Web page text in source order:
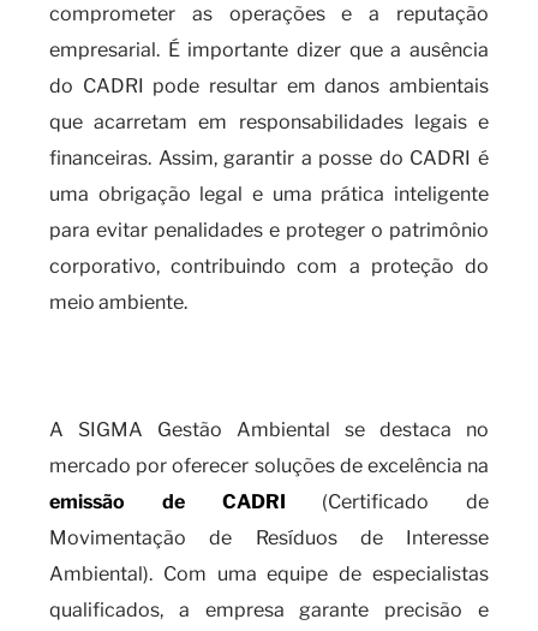
comprometer as operações e a reputação
empresarial. É importante dizer que a ausência
do CADRI pode resultar em danos ambientais
que acarretam em responsabilidades legais e
financeiras. Assim, garantir a posse do CADRI é
uma obrigação legal e uma prática inteligente
para evitar penalidades e proteger o patrimônio
corporativo, contribuindo com a proteção do
meio ambiente.
A SIGMA Gestão Ambiental se destaca no
mercado por oferecer soluções de excelência na
emissão de CADRI (Certificado de
Movimentação de Resíduos de Interesse
Ambiental). Com uma equipe de especialistas
qualificados, a empresa garante precisão e